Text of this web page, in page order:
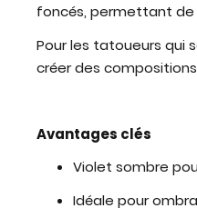
foncés, permettant de
Pour les tatoueurs qui
créer des
Avantages clés
Violet sombre
Idéale pour